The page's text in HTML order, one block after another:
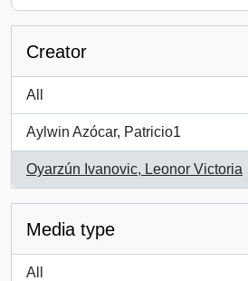
Creator
All
Aylwin Azócar, Patricio1
, 1 results
Oyarzún Ivanovic, Leonor Victoria
, 1 results
Media type
All